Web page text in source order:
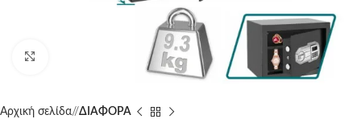
Αρχική σελίδα/ ΔΙΑΦΟΡΑ